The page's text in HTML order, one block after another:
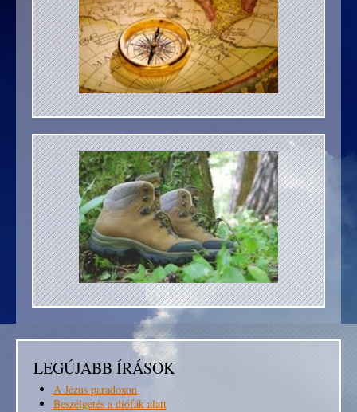
LEGÚJABB ÍRÁSOK
A Jézus paradoxon
Beszélgetés a diófák alatt